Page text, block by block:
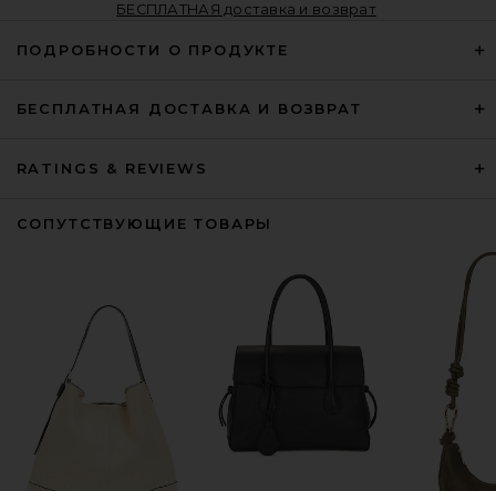
БЕСПЛАТНАЯ доставка и возврат
ПОДРОБНОСТИ О ПРОДУКТЕ
БЕСПЛАТНАЯ ДОСТАВКА И ВОЗВРАТ
RATINGS & REVIEWS
СОПУТСТВУЮЩИЕ ТОВАРЫ